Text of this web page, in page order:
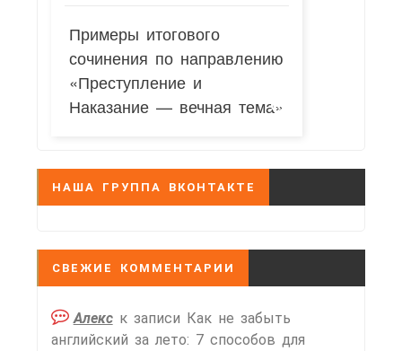
Примеры итогового
сочинения по направлению
«Преступление и
Наказание — вечная тема»
НАША ГРУППА ВКОНТАКТЕ
СВЕЖИЕ КОММЕНТАРИИ
Алекск записи Как не забыть
английский за лето: 7 способов для